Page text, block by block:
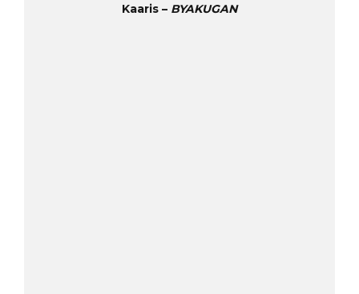
Kaaris – BYAKUGAN